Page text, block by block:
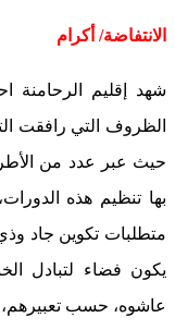
الانتفاضة/ أكرام
شهد إقليم الرحامنة
الظروف التي رافقت
حيث عبر عدد من الأطر
بها تنظيم هذه
متطلبات تكوين جاد
يكون فضاء لتبادل
عاشوه، حسب تعبيرهم،